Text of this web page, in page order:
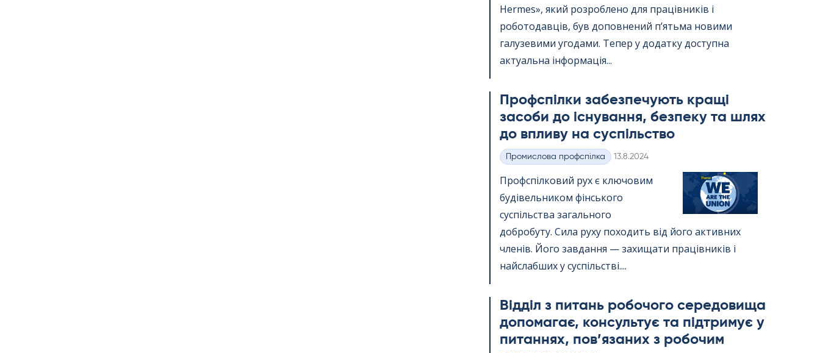
Her­mes», який розроблено для працівників і
роботодавців, був доповнений п’ятьма новими
галузевими угодами. Тепер у додатку доступна
актуальна інформація...
Профспілки забезпечують кращі
засоби до існування, безпеку та шлях
до впливу на суспільство
Категорії
Промислова профспілка Kirjoitettu
13.8.2024
Профспілковий рух є ключовим
будівельником фінського
суспільства загального
добробуту. Сила руху походить від його активних
членів. Його завдання — захищати працівників і
найслабших у суспільстві....
Відділ з питань робочого середовища
допомагає, консультує та підтримує у
питаннях, пов’язаних з робочим